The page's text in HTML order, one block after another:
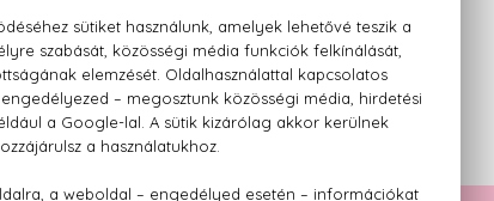
terméke sem érhető el.
az alábbi kategóriák közül:
SMINK HAJÁPOLÁS